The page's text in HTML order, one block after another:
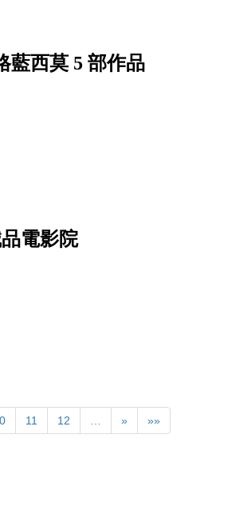
藍西莫 5 部作品
電影院
11 12 … » »»